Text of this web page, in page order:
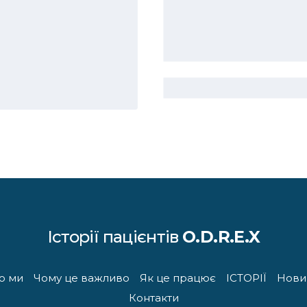
Історії пацієнтів O.D.R.E.X
ми Чому це важливо Як це працює ІСТОРІЇ
Контакти